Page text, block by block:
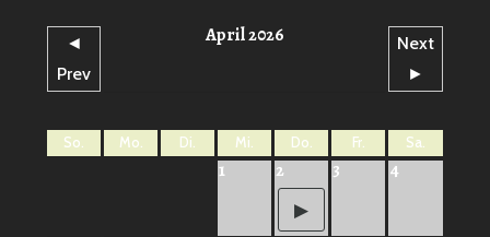
◄
Prev
April 2026
Next
►
So. Mo. Di. Mi. Do. Fr. Sa.
1 2 3 4